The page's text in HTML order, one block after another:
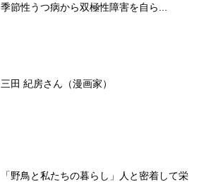
季節性うつ病から双極性障害を自ら...
三田 紀房さん（漫画家）
「野鳥と私たちの暮らし」人と密着して栄